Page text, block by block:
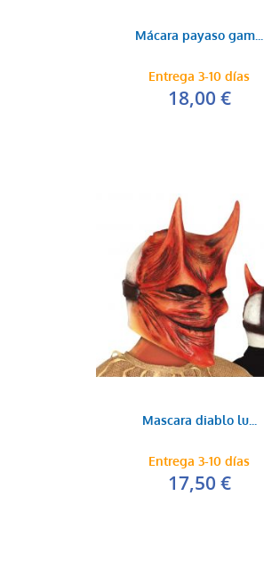
Mácara payaso gam...
Entrega 3-10 días
18,00 €
Mascara diablo lu...
Entrega 3-10 días
17,50 €